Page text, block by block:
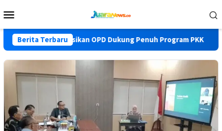
ke
Mobile
Berita Terbaru
Instruksikan OPD Dukung Penuh Program PKK